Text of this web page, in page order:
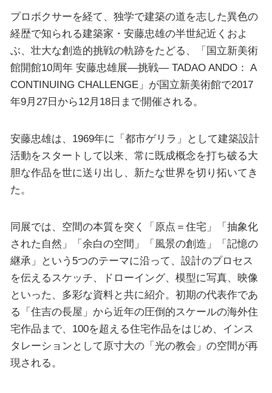
プロボクサーを経て、独学で建築の道を志した異色の
経歴で知られる建築家・安藤忠雄の半世紀近くおよ
ぶ、壮大な創造的挑戦の軌跡をたどる、「国立新美術
館開館10周年 安藤忠雄展―挑戦― TADAO ANDO： A
CONTINUING CHALLENGE」が国立新美術館で2017
年9月27日から12月18日まで開催される。
安藤忠雄は、1969年に「都市ゲリラ」として建築設計
活動をスタートして以来、常に既成概念を打ち破る大
胆な作品を世に送り出し、新たな世界を切り拓いてき
た。
同展では、空間の本質を突く「原点＝住宅」「抽象化
された自然」「余白の空間」「風景の創造」「記憶の
継承」という5つのテーマに沿って、設計のプロセス
を伝えるスケッチ、ドローイング、模型に写真、映像
といった、多彩な資料と共に紹介。初期の代表作であ
る「住吉の長屋」から近年の圧倒的スケールの海外住
宅作品まで、100を超える住宅作品をはじめ、インス
タレーションとして原寸大の「光の教会」の空間が再
現される。